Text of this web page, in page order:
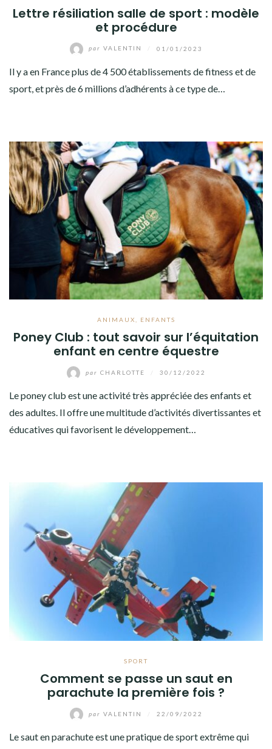
Lettre résiliation salle de sport : modèle
et procédure
par VALENTIN 01/01/2023
Il y a en France plus de 4 500 établissements de fitness et de
sport, et près de 6 millions d’adhérents à ce type de…
ANIMAUX, ENFANTS
Poney Club : tout savoir sur l’équitation
enfant en centre équestre
par CHARLOTTE 30/12/2022
Le poney club est une activité très appréciée des enfants et
des adultes. Il offre une multitude d’activités divertissantes et
éducatives qui favorisent le développement…
SPORT
Comment se passe un saut en
parachute la première fois ?
par VALENTIN 22/09/2022
Le saut en parachute est une pratique de sport extrême qui